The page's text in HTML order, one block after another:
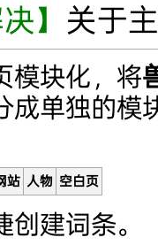
】 关于
模块化，将
成单独的模
站 人物 空白页
创建词条。